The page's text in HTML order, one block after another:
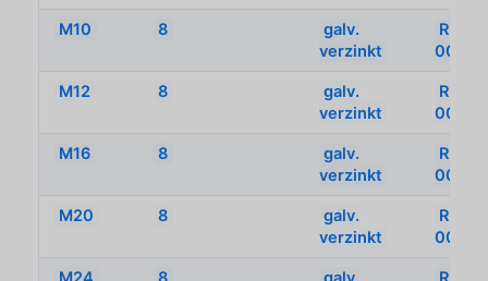
M10 8
galv.
verzinkt
REY-
M12 8
galv.
verzinkt
REY-
M16 8
galv.
verzinkt
REY-
M20 8
galv.
verzinkt
REY-